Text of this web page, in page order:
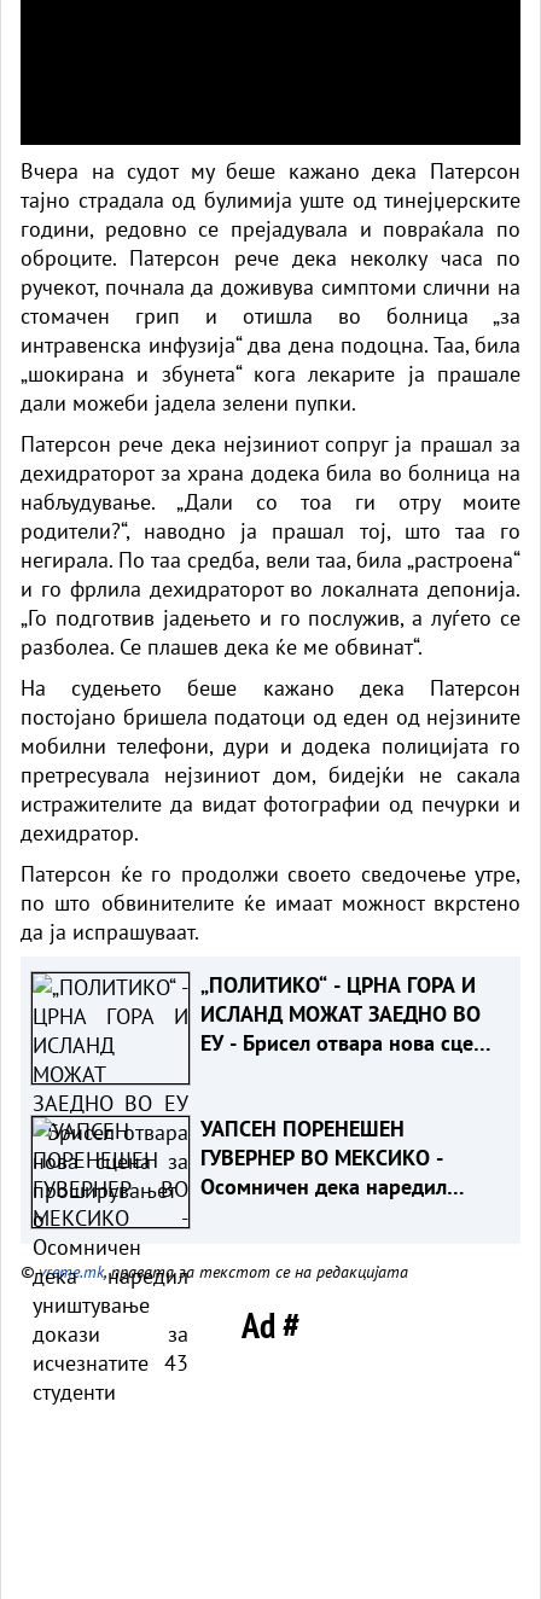
Вчера на судот му беше кажано дека Патерсон
тајно страдала од булимија уште од тинејџерските
години, редовно се прејадувала и повраќала по
оброците. Патерсон рече дека неколку часа по
ручекот, почнала да доживува симптоми слични на
стомачен грип и отишла во болница „за
интравенска инфузија“ два дена подоцна. Таа, била
„шокирана и збунета“ кога лекарите ја прашале
дали можеби јадела зелени пупки.
Патерсон рече дека нејзиниот сопруг ја прашал за
дехидраторот за храна додека била во болница на
набљудување. „Дали со тоа ги отру моите
родители?“, наводно ја прашал тој, што таа го
негирала. По таа средба, вели таа, била „растроена“
и го фрлила дехидраторот во локалната депонија.
„Го подготвив јадењето и го послужив, а луѓето се
разболеа. Се плашев дека ќе ме обвинат“.
На судењето беше кажано дека Патерсон
постојано бришела податоци од еден од нејзините
мобилни телефони, дури и додека полицијата го
претресувала нејзиниот дом, бидејќи не сакала
истражителите да видат фотографии од печурки и
дехидратор.
Патерсон ќе го продолжи своето сведочење утре,
по што обвинителите ќе имаат можност вкрстено
да ја испрашуваат.
„ПОЛИТИКО“ - ЦРНА ГОРА И
ИСЛАНД МОЖАТ ЗАЕДНО ВО
ЕУ - Брисел отвара нова сцена
УАПСЕН ПОРЕНЕШЕН
ГУВЕРНЕР ВО МЕКСИКО -
Осомничен дека наредил
©vreme.mk, правата за текстот се на редакцијата
Ad #